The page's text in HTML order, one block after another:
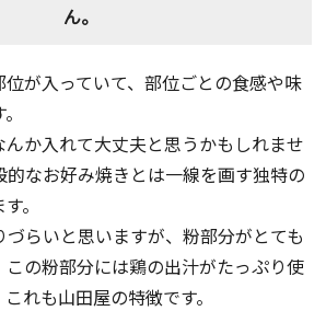
ん。
が入っていて、部位ごとの食感や味
か入れて大丈夫と思うかもしれませ
なお好み焼きとは一線を画す独特の
。
らいと思いますが、粉部分がとても
の粉部分には鶏の出汁がたっぷり使
れも山田屋の特徴です。